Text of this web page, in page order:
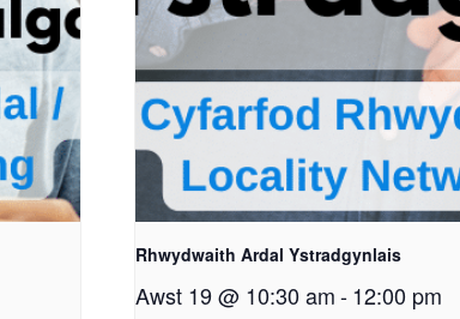
Rhwydwaith Ardal Ystradgynlais
Awst 19 @ 10:30 am- 12:00 pm